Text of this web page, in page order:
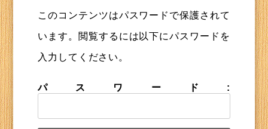
このコンテンツはパスワードで保護されて
います。閲覧するには以下にパスワードを
入力してください。
パスワード: